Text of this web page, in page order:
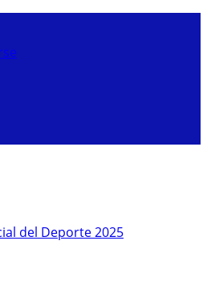
del Deporte 2025